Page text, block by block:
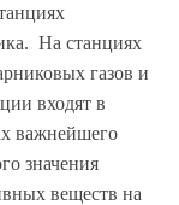
На станциях
газов и
входят в
важнейшего
значения
веществ на